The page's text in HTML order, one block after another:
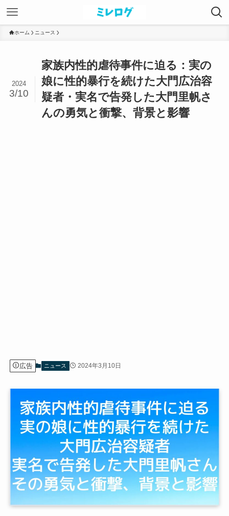
ホーム ニュース
家族内性的虐待事件に迫る：実の
娘に性的暴行を続けた大門広治容
疑者・実名で告発した大門里帆さ
んの勇気と衝撃、背景と影響
2024
3/10
広告 ニュース 2024年3月10日